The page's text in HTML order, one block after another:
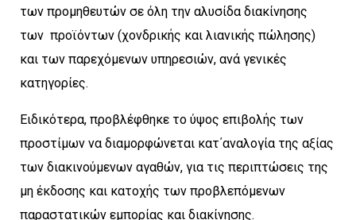
των προμηθευτών σε όλη την αλυσίδα διακίνησης
των προϊόντων (χονδρικής και λιανικής πώλησης)
και των παρεχόμενων υπηρεσιών, ανά γενικές
κατηγορίες.
Ειδικότερα, προβλέφθηκε το ύψος επιβολής των
προστίμων να διαμορφώνεται κατ΄αναλογία της αξίας
των διακινούμενων αγαθών, για τις περιπτώσεις της
μη έκδοσης και κατοχής των προβλεπόμενων
παραστατικών εμπορίας και διακίνησης.